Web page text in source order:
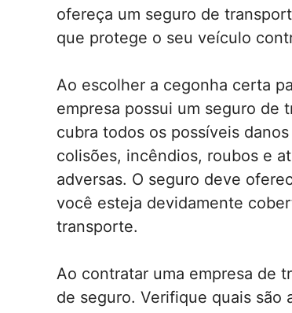
ofereça um seguro de
que protege o seu veículo
Ao escolher a cegonha certa
empresa possui um seguro de
cubra todos os possíveis
colisões, incêndios, roubos e
adversas. O seguro deve
você esteja devidamente
transporte.
Ao contratar uma empresa de
de seguro. Verifique quais são